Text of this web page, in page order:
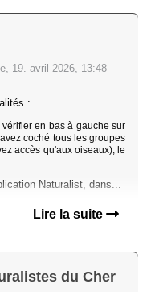
19. avril 2026, 13:48
:
en bas à gauche sur
coché tous les groupes
accès qu'aux oiseaux), le
Naturalist, dans...
Lire la suite
du Cher